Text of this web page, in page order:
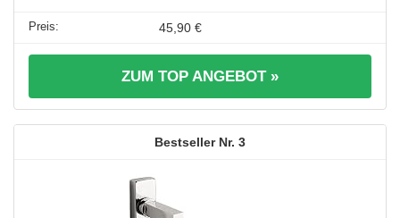
45,90 €
ZUM TOP ANGEBOT »
3